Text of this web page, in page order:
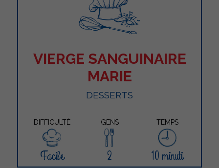
VIERGE SANGUINAIRE
MARIE
DESSERTS
DIFFICULTÉ GENS TEMPS
Facile 2 10 minuti